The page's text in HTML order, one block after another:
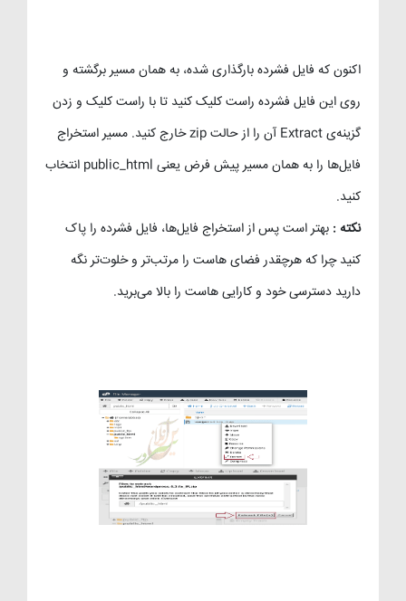
اکنون که فایل فشرده بارگذاری شده، به همان مسیر برگشته و
روی این فایل فشرده راست کلیک کنید تا با راست کلیک و زدن
گزینه‌ی Extract آن را از حالت zip خارج کنید. مسیر استخراج
فایل‌ها را به همان مسیر پیش فرض یعنی public_html انتخاب
کنید.
نکته : بهتر است پس از استخراج فایل‌ها، فایل فشرده را پاک
کنید چرا که هرچقدر فضای هاست را مرتب‌تر و خلوت‌تر نگه
دارید دسترسی خود و کارایی هاست را بالا می‌برید.